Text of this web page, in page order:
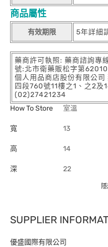
商品屬性
有效期限 5年詳細
藥商許可執照: 藥商諮詢
號:北市衛藥販松字第
個人用品商店股份有限公
四段760號11樓之1、之2及
(02)27421234
How To Store
室溫
寬 13
高 14
深 22
SUPPLIER
優盛國際有限公司